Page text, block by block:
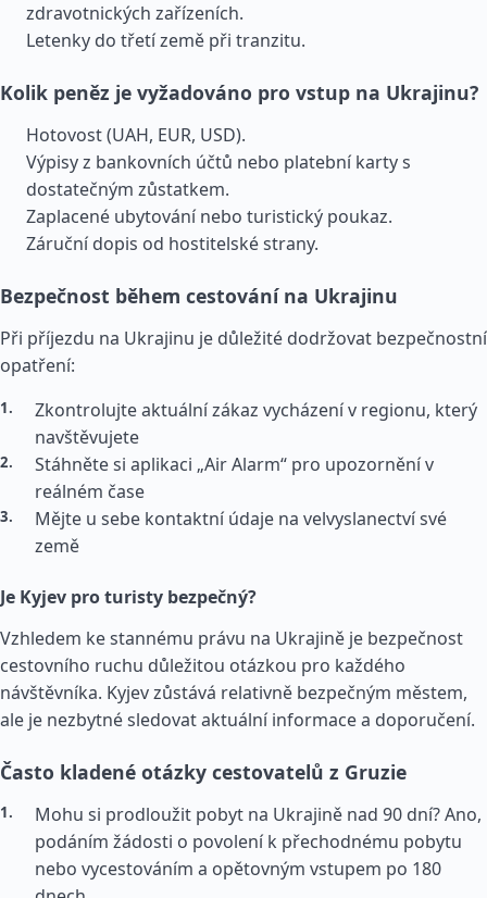
zdravotnických zařízeních.
Letenky do třetí země při tranzitu.
Kolik peněz je vyžadováno pro vstup na Ukrajinu?
Hotovost (UAH, EUR, USD).
Výpisy z bankovních účtů nebo platební karty s
dostatečným zůstatkem.
Zaplacené ubytování nebo turistický poukaz.
Záruční dopis od hostitelské strany.
Bezpečnost během cestování na Ukrajinu
Při příjezdu na Ukrajinu je důležité dodržovat bezpečnostní
opatření:
Zkontrolujte aktuální zákaz vycházení v regionu, který
navštěvujete
Stáhněte si aplikaci „Air Alarm“ pro upozornění v
reálném čase
Mějte u sebe kontaktní údaje na velvyslanectví své
země
Je Kyjev pro turisty bezpečný?
Vzhledem ke stannému právu na Ukrajině je bezpečnost
cestovního ruchu důležitou otázkou pro každého
návštěvníka. Kyjev zůstává relativně bezpečným městem,
ale je nezbytné sledovat aktuální informace a doporučení.
Často kladené otázky cestovatelů z Gruzie
Mohu si prodloužit pobyt na Ukrajině nad 90 dní? Ano,
podáním žádosti o povolení k přechodnému pobytu
nebo vycestováním a opětovným vstupem po 180